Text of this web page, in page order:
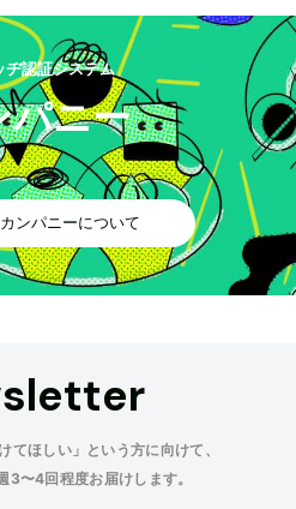
ヂ認証システム
パニー
ンパニーについて
てほしい」という方に向けて、
3〜4回程度お届けします。